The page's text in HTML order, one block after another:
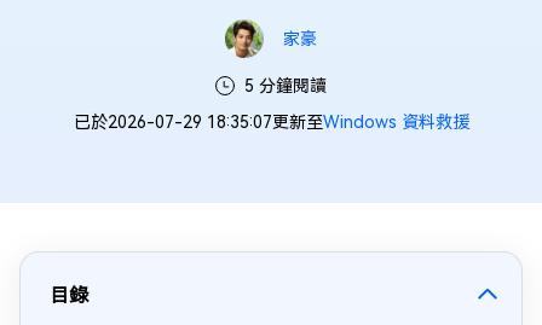
家豪
5 分鐘閱讀
已於2026-07-29 18:35:07更新至Windows 資料救援
目錄